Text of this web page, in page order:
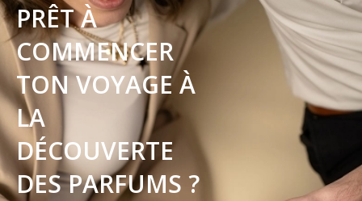
PRÊT À
COMMENCER
TON VOYAGE À
LA
DÉCOUVERTE
DES PARFUMS ?